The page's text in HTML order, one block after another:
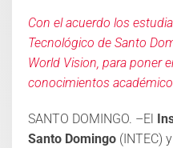
Con el acuerdo los
Tecnológico de Santo
World Vision, para poner
conocimientos
SANTO DOMINGO. –El
Santo Domingo (INTEC) y